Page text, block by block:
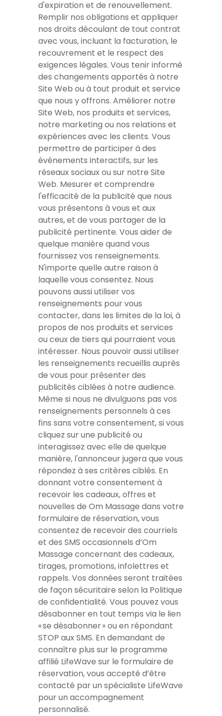
d'expiration et de renouvellement.
Remplir nos obligations et appliquer
nos droits découlant de tout contrat
avec vous, incluant la facturation, le
recouvrement et le respect des
exigences légales. Vous tenir informé
des changements apportés à notre
Site Web ou à tout produit et service
que nous y offrons. Améliorer notre
Site Web, nos produits et services,
notre marketing ou nos relations et
expériences avec les clients. Vous
permettre de participer à des
événements interactifs, sur les
réseaux sociaux ou sur notre Site
Web. Mesurer et comprendre
l'efficacité de la publicité que nous
vous présentons à vous et aux
autres, et de vous partager de la
publicité pertinente. Vous aider de
quelque manière quand vous
fournissez vos renseignements.
N'importe quelle autre raison à
laquelle vous consentez. Nous
pouvons aussi utiliser vos
renseignements pour vous
contacter, dans les limites de la loi, à
propos de nos produits et services
ou ceux de tiers qui pourraient vous
intéresser. Nous pouvoir aussi utiliser
les renseignements recueillis auprès
de vous pour présenter des
publicités ciblées à notre audience.
Même si nous ne divulguons pas vos
renseignements personnels à ces
fins sans votre consentement, si vous
cliquez sur une publicité ou
interagissez avec elle de quelque
manière, l'annonceur jugera que vous
répondez à ses critères ciblés. En
donnant votre consentement à
recevoir les cadeaux, offres et
nouvelles de Om Massage dans votre
formulaire de réservation, vous
consentez de recevoir des courriels
et des SMS occasionnels d’Om
Massage concernant des cadeaux,
tirages, promotions, infolettres et
rappels. Vos données seront traitées
de façon sécuritaire selon la Politique
de confidentialité. Vous pouvez vous
désabonner en tout temps via le lien
« se désabonner » ou en répondant
STOP aux SMS. En demandant de
connaître plus sur le programme
affilié LifeWave sur le formulaire de
réservation, vous accepté d’être
contacté par un spécialiste LifeWave
pour un accompagnement
personnalisé.